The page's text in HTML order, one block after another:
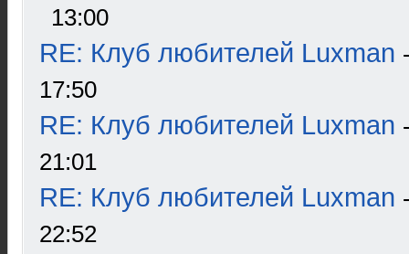
13:00
RE: Клуб любителей Luxman
17:50
RE: Клуб любителей Luxman
21:01
RE: Клуб любителей Luxman
22:52